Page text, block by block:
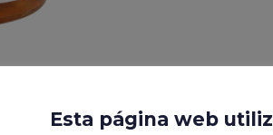
Esta página web